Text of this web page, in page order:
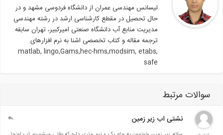
لیسانس مهندسی عمران از دانشگاه فردوسی مشهد و در
حال تحصیل در مقطع کارشناسی ارشد در رشته مهندسی
مدیریت منابع آب دانشگاه صنعتی امیرکبیر، تهران سابقه
ترجمه مقاله و کتاب تخصصی اشنا به نرم افزارهای
matlab, lingo,Gams,hec-hms,modsim, etabs,
safe
سوالات مرتبط
نشتی اب زیر زمین